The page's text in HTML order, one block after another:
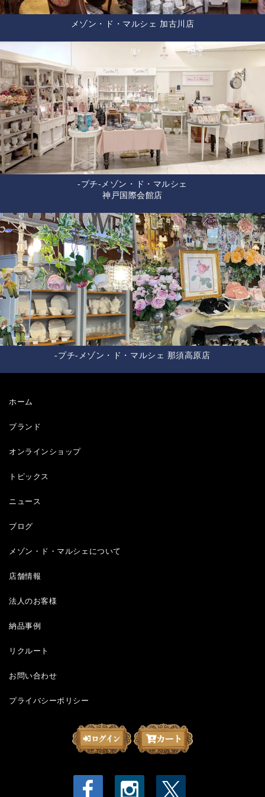
メゾン・ド・マルシェ 加古川店
-プチ-メゾン・ド・マルシェ
神戸国際会館店
-プチ-メゾン・ド・マルシェ 那須高原店
ホーム
ブランド
オンラインショップ
トピックス
ニュース
ブログ
メゾン・ド・マルシェについて
店舗情報
法人のお客様
納品事例
リクルート
お問い合わせ
プライバシーポリシー